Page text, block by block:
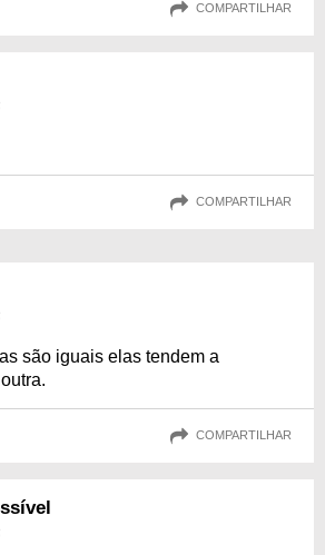
COMPARTILHAR
COMPARTILHAR
são iguais elas tendem a
COMPARTILHAR